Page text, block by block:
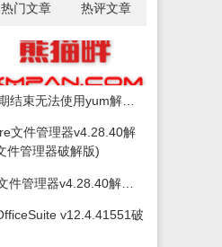
热门文章 热评文章